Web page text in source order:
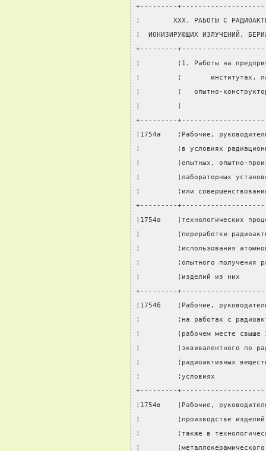
+---------
¦        XXX. РАБОТЫ С
¦  ИОНИЗИРУЮЩИХ ИЗЛУЧЕНИЙ,
+---------
¦         ¦1. Работы на
¦         ¦       институтах,
¦         ¦   опытно-
¦         ¦
+---------
¦1754а    ¦Рабочие,
¦         ¦в условиях
¦         ¦опытных, опытно-
¦         ¦лабораторных
¦         ¦или
+---------
¦1754а    ¦технологических
¦         ¦переработки
¦         ¦использования
¦         ¦опытного получения
¦         ¦изделий из
+---------
¦1754б    ¦Рабочие,
¦         ¦на работах с
¦         ¦рабочем месте
¦         ¦эквивалентного по
¦         ¦радиоактивных
¦         ¦условиях
+---------
¦1754в    ¦Рабочие,
¦         ¦производстве
¦         ¦также в
¦